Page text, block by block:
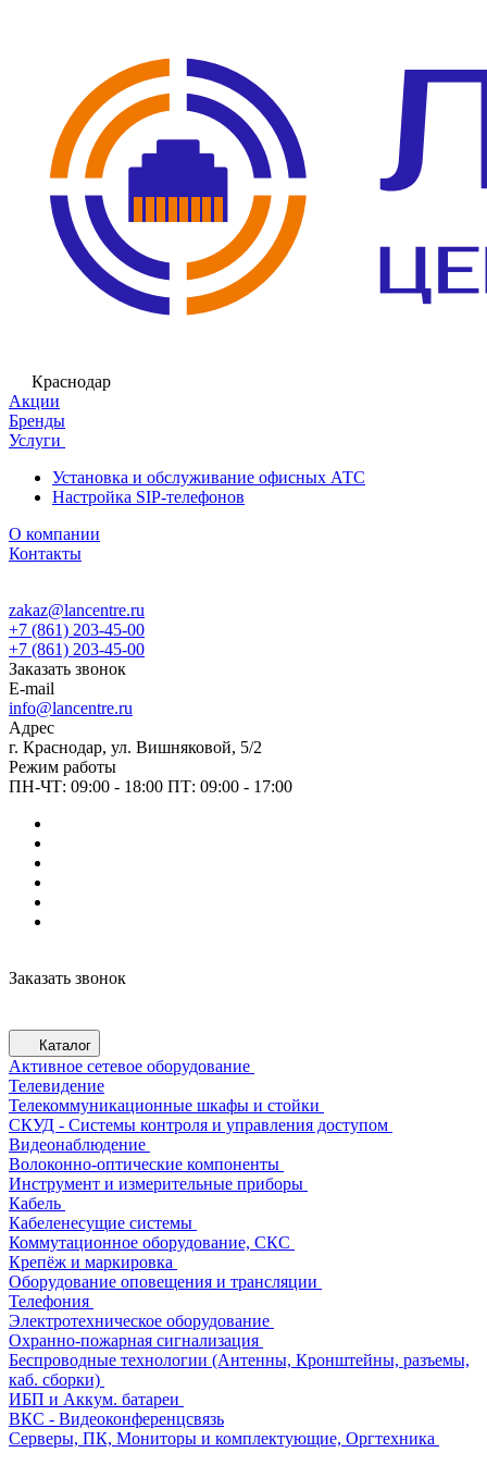
Краснодар
Акции
Бренды
Услуги
Установка и обслуживание офисных АТС
Настройка SIP-телефонов
О компании
Контакты
zakaz@lancentre.ru
+7 (861) 203-45-00
+7 (861) 203-45-00
Заказать звонок
E-mail
info@lancentre.ru
Адрес
г. Краснодар, ул. Вишняковой, 5/2
Режим работы
ПН-ЧТ: 09:00 - 18:00 ПТ: 09:00 - 17:00
Заказать звонок
Каталог
Активное сетевое оборудование
Телевидение
Телекоммуникационные шкафы и стойки
СКУД - Системы контроля и управления доступом
Видеонаблюдение
Волоконно-оптические компоненты
Инструмент и измерительные приборы
Кабель
Кабеленесущие системы
Коммутационное оборудование, СКС
Крепёж и маркировка
Оборудование оповещения и трансляции
Телефония
Электротехническое оборудование
Охранно-пожарная сигнализация
Беспроводные технологии (Антенны, Кронштейны, разъемы,
каб. сборки)
ИБП и Аккум. батареи
ВКС - Видеоконференцсвязь
Серверы, ПК, Мониторы и комплектующие, Оргтехника